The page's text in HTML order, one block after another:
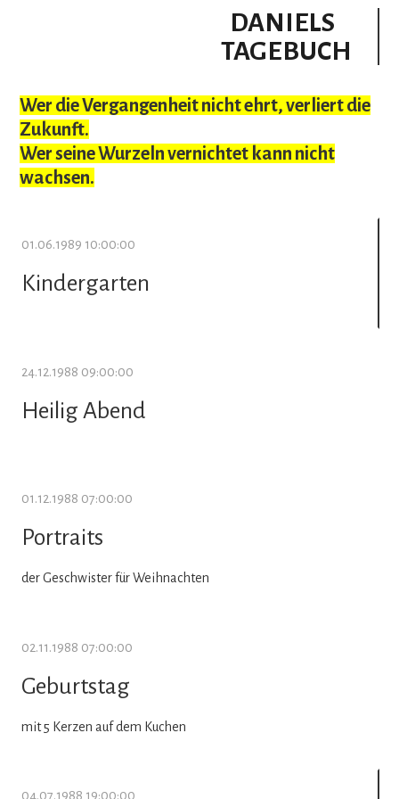
DANIELS
TAGEBUCH
Wer die Vergangenheit nicht ehrt, verliert die
Zukunft.
Wer seine Wurzeln vernichtet kann nicht
wachsen.
01.06.1989 10:00:00
Kindergarten
24.12.1988 09:00:00
Heilig Abend
01.12.1988 07:00:00
Portraits
der Geschwister für Weihnachten
02.11.1988 07:00:00
Geburtstag
mit 5 Kerzen auf dem Kuchen
04.07.1988 19:00:00